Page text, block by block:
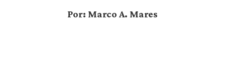
Por: Marco A. Mares